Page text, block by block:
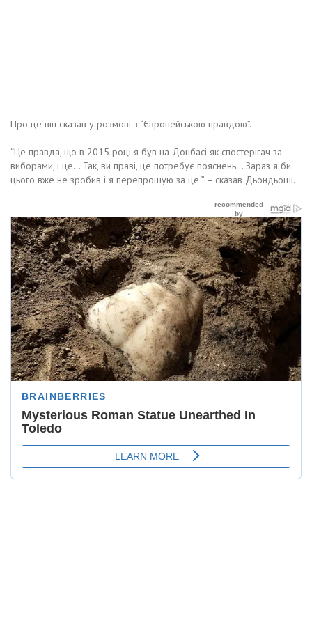
Про це він сказав у розмові з “Європейською правдою”.
“Це правда, що в 2015 році я був на Донбасі як спостерігач за
виборами, і це… Так, ви праві, це потребує пояснень… Зараз я би
цього вже не зробив і я перепрошую за це ” – сказав Дьондьоші.